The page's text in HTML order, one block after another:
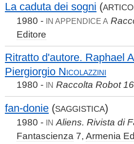
La caduta dei sogni (
1980 - IN APPENDICE A
Editore
Ritratto d'autore. Raphael
Piergiorgio Nicolazzini
1980 - IN Raccolta Robot 16
fan-donie (SAGGISTICA)
1980 - IN Aliens. Rivista di
Fantascienza 7, Armenia